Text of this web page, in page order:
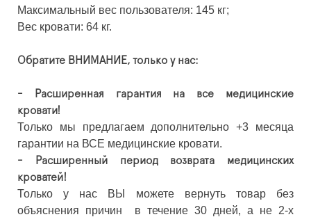
Максимальный вес пользователя: 145 кг;
Вес кровати: 64 кг.
Обратите ВНИМАНИЕ, только у нас:
- Расширенная гарантия на все медицинские
кровати!
Только мы предлагаем дополнительно +3 месяца
гарантии на ВСЕ медицинские кровати.
- Расширенный период возврата медицинских
кроватей!
Только у нас ВЫ можете вернуть товар без
объяснения причин в течение 30 дней, а не 2-х